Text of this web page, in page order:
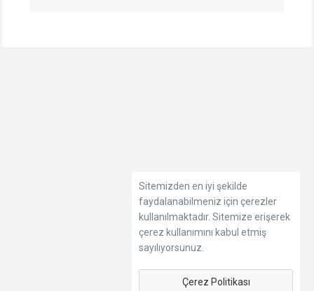
Sitemizden en iyi şekilde
faydalanabilmeniz için çerezler
kullanılmaktadır. Sitemize erişerek
çerez kullanımını kabul etmiş
sayılıyorsunuz.
Çerez Politikası